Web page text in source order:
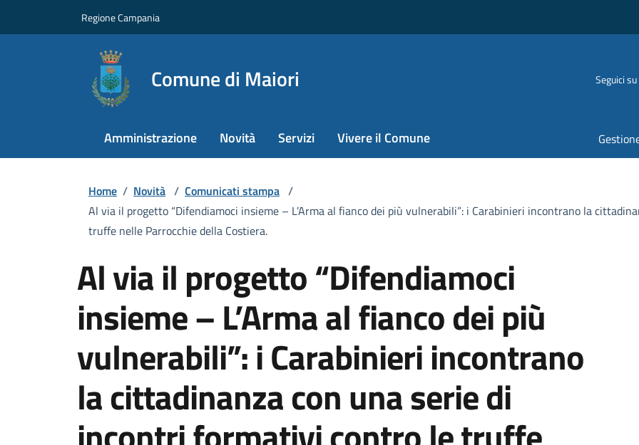
Regione Campania
Comune di Maiori Seguici su
Amministrazione Novità Servizi Vivere il Comune
Home / Novità / Comunicati stampa /
Al via il progetto “Difendiamoci insieme – L’Arma al fianco dei più vulnerabili”: i Carabinieri incontrano la
truffe nelle Parrocchie della Costiera.
Al via il progetto “Difendiamoci
insieme – L’Arma al fianco dei più
vulnerabili”: i Carabinieri incontrano
la cittadinanza con una serie di